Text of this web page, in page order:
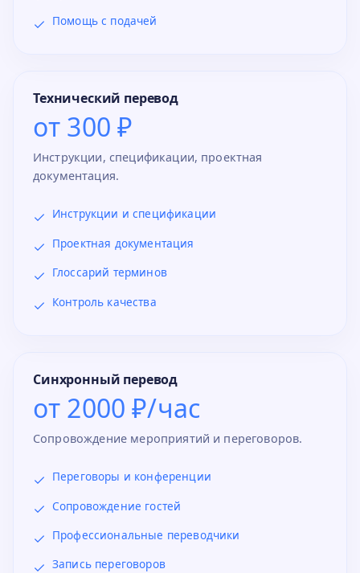
Помощь с подачей
Технический перевод
от 300 ₽
Инструкции, спецификации, проектная
документация.
Инструкции и спецификации
Проектная документация
Глоссарий терминов
Контроль качества
Синхронный перевод
от 2000 ₽/час
Сопровождение мероприятий и переговоров.
Переговоры и конференции
Сопровождение гостей
Профессиональные переводчики
Запись переговоров